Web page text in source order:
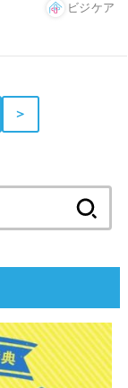
ビジケア
＞